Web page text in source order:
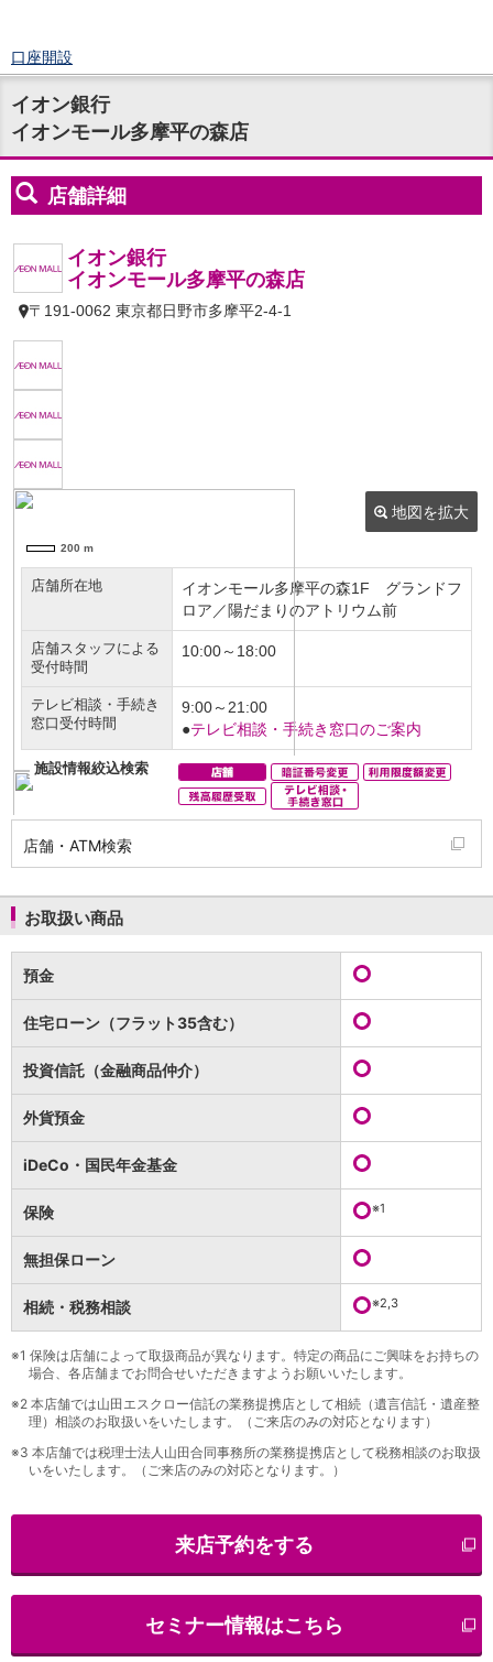
口座開設
ログイン
チャット
メニュー
商品・サービス
預金
円預金TOP
定期預金
積立式定期預金
外貨預金 TOP
NISA
金銭信託のしくみ
取扱商品一覧
iDeCo・国民年金基金
iDeCo（個人型確定拠出年金）
国民年金基金
ロボアドバイザークラウドファンディング
WealthNavi for イオン銀行（ロボアドバイザー）
funds
ローン
住宅ローン
新規お借入れの方
お借換えの方
フラット35
リ・バース60
カードローン
目的別ローンマイページ
保険
保険TOP
医療保険
就業不能保険
海外旅行保険
国内旅行傷害保険
スマホ保険
傷害保険
介護保険
カード
クレジットカード
デビットカード
インターネットバンキング
アプリ
イオン銀行アプリTOP
通帳アプリ
イオン銀行PayB
イオングループアプリ
支払・入金TOP
AEON Pay
自動入金サービス
イオン銀行
イオンモール多摩平の森店
店舗・ATM検索
お取扱い商品
預金
住宅ローン（フラット35含む）
投資信託（金融商品仲介）
外貨預金
iDeCo・国民年金基金
保険 ※1
無担保ローン
相続・税務相談 ※2,3
※1 保険は店舗によって取扱商品が異なります。特定の商品にご興味をお持ちの
場合、各店舗までお問合せいただきますようお願いいたします。
※2 本店舗では山田エスクロー信託の業務提携店として相続（遺言信託・遺産整
理）相談のお取扱いをいたします。（ご来店のみの対応となります）
※3 本店舗では税理士法人山田合同事務所の業務提携店として税務相談のお取扱
いをいたします。（ご来店のみの対応となります。）
来店予約をする
セミナー情報はこちら